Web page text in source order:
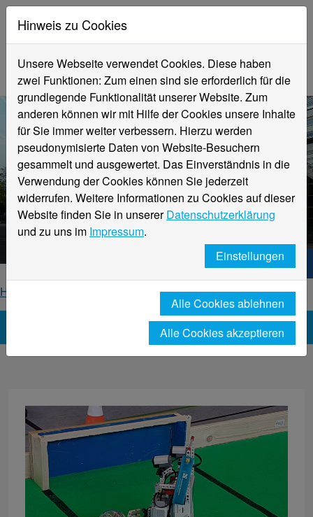
Aktuelle Meldungen
Hochschule Niederrhein
Hochschule Niederrhein. Dein Weg.
Home
News-Detailseite
Hinweis zu Cookies
Unsere Webseite verwendet Cookies. Diese haben
zwei Funktionen: Zum einen sind sie erforderlich für die
grundlegende Funktionalität unserer Website. Zum
anderen können wir mit Hilfe der Cookies unsere Inhalte
für Sie immer weiter verbessern. Hierzu werden
pseudonymisierte Daten von Website-Besuchern
gesammelt und ausgewertet. Das Einverständnis in die
Verwendung der Cookies können Sie jederzeit
widerrufen. Weitere Informationen zu Cookies auf dieser
Website finden Sie in unsererDatenschutzerklärung
und zu uns im Impressum.
Einstellungen
Alle Cookies ablehnen
Alle Cookies akzeptieren